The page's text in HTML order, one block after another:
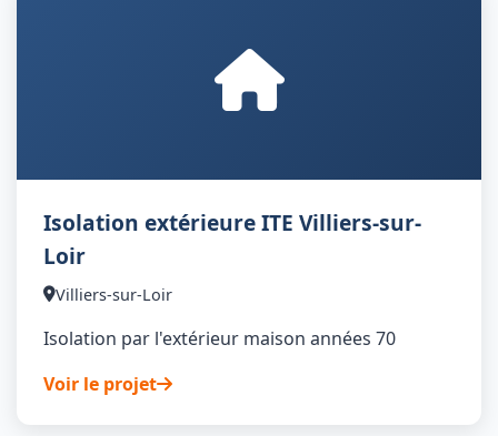
Isolation extérieure ITE Villiers-sur-
Loir
Villiers-sur-Loir
Isolation par l'extérieur maison années 70
Voir le projet